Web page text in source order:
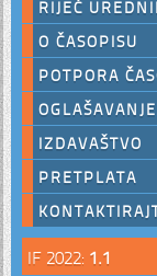
RIJEČ
O ČASOPISU
POTPORA
OGLAŠAVANJE
IZDAVAŠTVO
PRETPLATA
IF 2022: 1.1